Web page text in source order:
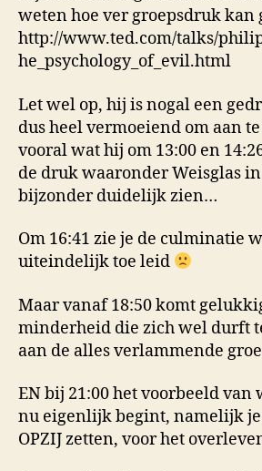
weten hoe ver groepsdruk kan
http://www.ted.com/talks/
he_psychology_of_evil.html
Let wel op, hij is nogal een
dus heel vermoeiend om aan
vooral wat hij om 13:00 en
de druk waaronder Weisglas
bijzonder duidelijk zien…
Om 16:41 zie je de culminatie
uiteindelijk toe leid
Maar vanaf 18:50 komt
minderheid die zich wel durft
aan de alles verlammende
EN bij 21:00 het voorbeeld van
nu eigenlijk begint, namelijk
OPZIJ zetten, voor het